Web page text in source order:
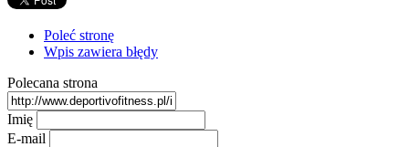
Poleć stronę
Wpis zawiera błędy
Polecana strona
Imię
E-mail